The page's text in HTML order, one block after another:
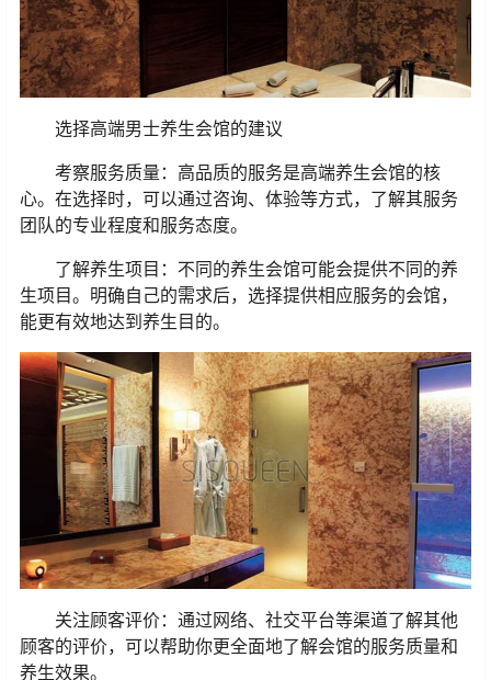
选择高端男士养生会馆的建议
考察服务质量：高品质的服务是高端养生会馆的核
心。在选择时，可以通过咨询、体验等方式，了解其服务
团队的专业程度和服务态度。
了解养生项目：不同的养生会馆可能会提供不同的养
生项目。明确自己的需求后，选择提供相应服务的会馆，
能更有效地达到养生目的。
关注顾客评价：通过网络、社交平台等渠道了解其他
顾客的评价，可以帮助你更全面地了解会馆的服务质量和
养生效果。